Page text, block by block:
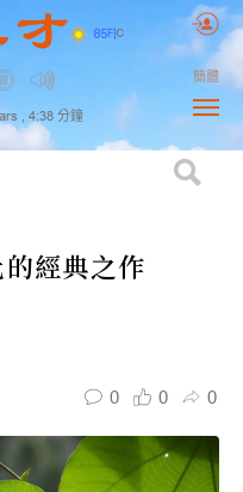
85F| C
, 4:38 分鐘
簡體
經典之作
0 0 0